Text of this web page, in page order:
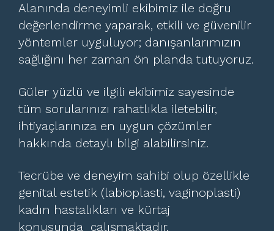
Alanında deneyimli ekibimiz ile doğru
değerlendirme yaparak, etkili ve güvenilir
yöntemler uyguluyor; danışanlarımızın
sağlığını her zaman ön planda tutuyoruz.
Güler yüzlü ve ilgili ekibimiz sayesinde
tüm sorularınızı rahatlıkla iletebilir,
ihtiyaçlarınıza en uygun çözümler
hakkında detaylı bilgi alabilirsiniz.
Tecrübe ve deneyim sahibi olup özellikle
genital estetik (labioplasti, vaginoplasti)
kadın hastalıkları ve kürtaj
konusunda çalışmaktadır.